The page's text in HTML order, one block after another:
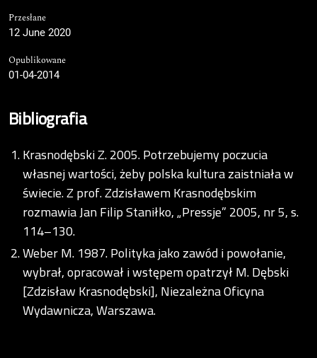
Przesłane
12 June 2020
Opublikowane
01-04-2014
Bibliografia
Krasnodębski Z. 2005. Potrzebujemy poczucia
własnej wartości, żeby polska kultura zaistniała w
świecie. Z prof. Zdzisławem Krasnodębskim
rozmawia Jan Filip Staniłko, „Pressje” 2005, nr 5, s.
114–130.
Weber M. 1987. Polityka jako zawód i powołanie,
wybrał, opracował i wstępem opatrzył M. Dębski
[Zdzisław Krasnodębski], Niezależna Oficyna
Wydawnicza, Warszawa.